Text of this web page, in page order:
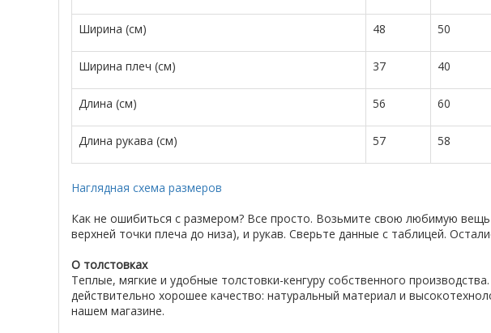
Ширина (см) 48 50
Ширина плеч (см) 37 40
Длина (см) 56 60
Длина рукава (см) 57 58
Наглядная схема размеров
Как не ошибиться с размером? Все просто. Возьмите свою любимую
верхней точки плеча до низа), и рукав. Сверьте данные с таблицей.
О толстовках
Теплые, мягкие и удобные толстовки-кенгуру собственного
действительно хорошее качество: натуральный материал и
нашем магазине.